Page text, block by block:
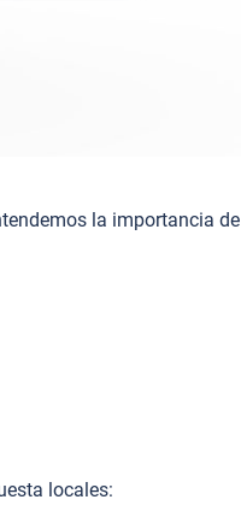
la importancia de
locales: